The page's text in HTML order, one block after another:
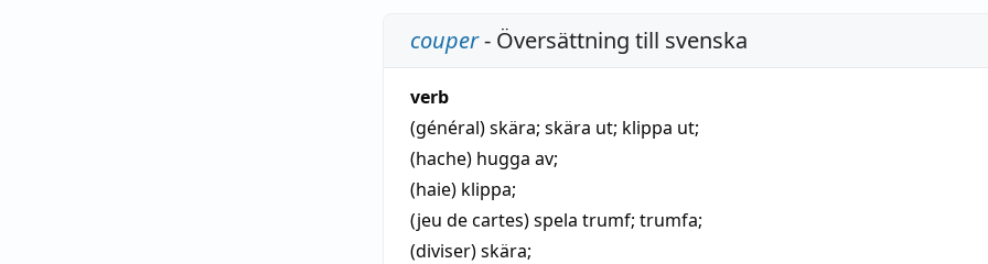
couper- Översättning till svenska
verb
(général)skära; skära ut; klippa ut;
(hache) hugga av;
(haie) klippa;
(jeu de cartes)spela trumf; trumfa;
(diviser)skära;